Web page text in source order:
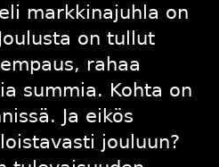
markkinajuhla on
on tullut
rahaa
summia. Kohta on
Ja eikös
jouluun?